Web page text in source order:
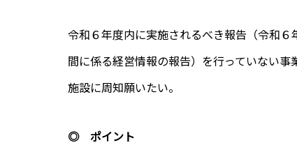
令和６年度内に実施されるべき報告（令和
間に係る経営情報の報告）を行っていない
施設に周知願いたい。
◎ ポイント